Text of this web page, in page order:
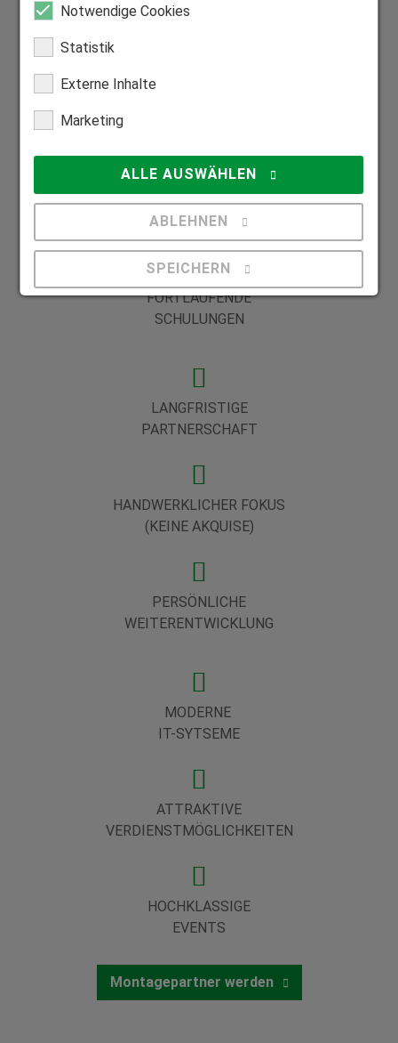
Ihre Vorteile in einer Partnerschaft mit
WOHNORTNAHE
AUSLASTUNG
FORTLAUFENDE
SCHULUNGEN
LANGFRISTIGE
PARTNERSCHAFT
HANDWERKLICHER FOKUS
(KEINE AKQUISE)
PERSÖNLICHE
WEITERENTWICKLUNG
MODERNE
IT-SYTSEME
ATTRAKTIVE
VERDIENSTMÖGLICHKEITEN
HOCHKLASSIGE
EVENTS
Montagepartner werden
Notwendige Cookies
Statistik
Externe Inhalte
Marketing
ALLE AUSWÄHLEN
ABLEHNEN
SPEICHERN
Details anzeigen